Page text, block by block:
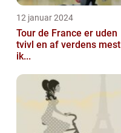
12 januar 2024
Tour de France er uden
tvivl en af verdens mest
ik...